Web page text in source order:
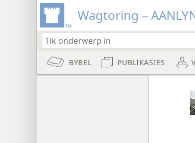
Wagtoring –
BYBEL PUBLIKASIES